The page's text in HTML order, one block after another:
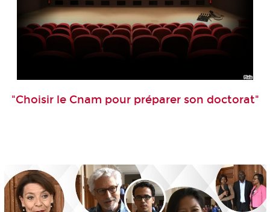
"Choisir le Cnam pour préparer son doctorat"